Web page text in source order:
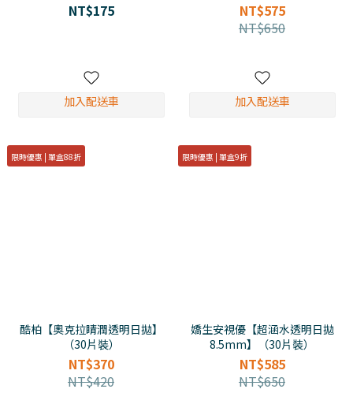
NT$175
加入配送車
NT$575
NT$650
加入配送車
限時優惠 | 單盒88折
酷柏【奧克拉睛潤透明日拋】
（30片裝）
NT$370
NT$420
限時優惠 | 單盒9折
嬌生安視優【超涵水透明日拋
8.5mm】（30片裝）
NT$585
NT$650